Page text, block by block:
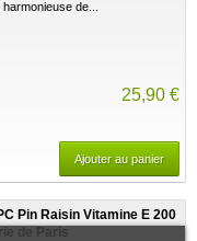
de...
25,90 €
Ajouter au panier
Pin Raisin Vitamine E 200
de Paris